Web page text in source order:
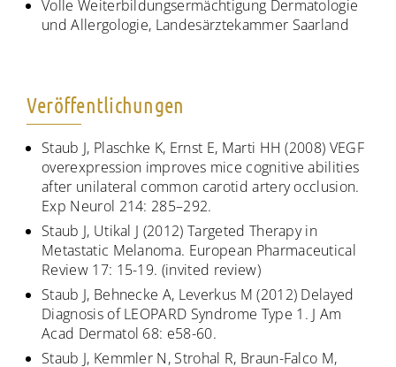
Volle Weiterbildungsermächtigung Dermatologie
und Allergologie, Landesärztekammer Saarland
Veröffentlichungen
Staub J, Plaschke K, Ernst E, Marti HH (2008) VEGF
overexpression improves mice cognitive abilities
after unilateral common carotid artery occlusion.
Exp Neurol 214: 285–292.
Staub J, Utikal J (2012) Targeted Therapy in
Metastatic Melanoma. European Pharmaceutical
Review 17: 15-19. (invited review)
Staub J, Behnecke A, Leverkus M (2012) Delayed
Diagnosis of LEOPARD Syndrome Type 1. J Am
Acad Dermatol 68: e58-60.
Staub J, Kemmler N, Strohal R, Braun-Falco M,